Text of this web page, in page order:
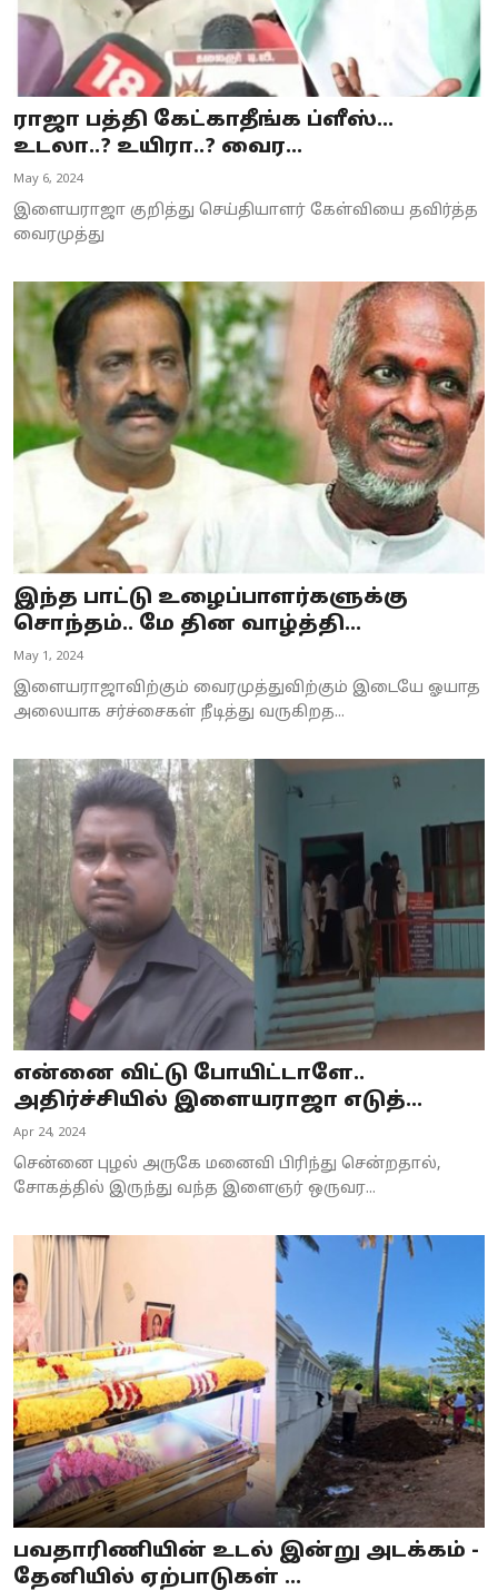
ராஜா பத்தி கேட்காதீங்க ப்ளீஸ்...
உடலா..? உயிரா..? வைர...
May 6, 2024
இளையராஜா குறித்து செய்தியாளர் கேள்வியை தவிர்த்த
வைரமுத்து
இந்த பாட்டு உழைப்பாளர்களுக்கு
சொந்தம்.. மே தின வாழ்த்தி...
May 1, 2024
இளையராஜாவிற்கும் வைரமுத்துவிற்கும் இடையே ஓயாத
அலையாக சர்ச்சைகள் நீடித்து வருகிறத...
என்னை விட்டு போயிட்டாளே..
அதிர்ச்சியில் இளையராஜா எடுத்...
Apr 24, 2024
சென்னை புழல் அருகே மனைவி பிரிந்து சென்றதால்,
சோகத்தில் இருந்து வந்த இளைஞர் ஒருவர...
பவதாரிணியின் உடல் இன்று அடக்கம் -
தேனியில் ஏற்பாடுகள் ...